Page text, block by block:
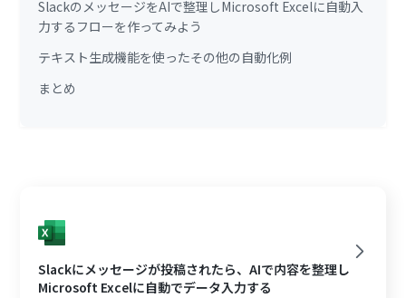
SlackのメッセージをAIで整理しMicrosoft Excelに自動入
力するフローを作ってみよう
テキスト生成機能を使ったその他の自動化例
まとめ
Slackにメッセージが投稿されたら、AIで内容を整理し
Microsoft Excelに自動でデータ入力する